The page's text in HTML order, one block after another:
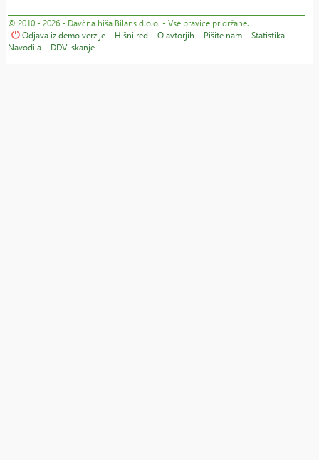
© 2010 - 2026 - Davčna hiša Bilans d.o.o. - Vse pravice pridržane.
Odjava iz demo verzije
Hišni red O avtorjih Pišite nam
Statistika
Navodila
DDV iskanje